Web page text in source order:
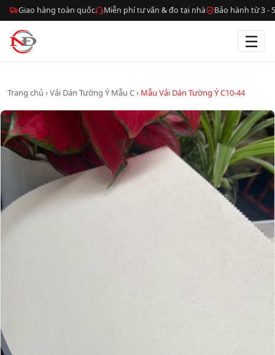
Giao hàng toàn quốc Miễn phí tư vấn & đo tại nhà Bảo hành từ 3 -
☰
Trang chủ ›Vải Dán Tường Ý Mẫu C› Mẫu Vải Dán Tường Ý C10-44